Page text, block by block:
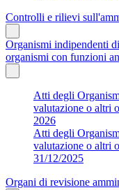
Controlli e rilievi
Organismi indipendenti
organismi con funzioni
Atti degli
valutazione o altri
2026
Atti degli
valutazione o altri
31/12/2025
Organi di revisione